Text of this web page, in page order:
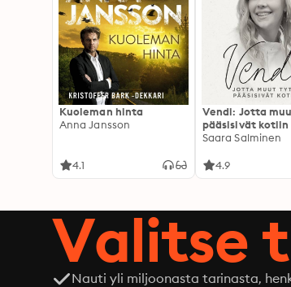
Kuoleman hinta
Anna Jansson
4.1
Vendi: Jotta
pääsisivät kotiin
Saara Salminen
4.9
Valitse
Nauti yli miljoonasta tarinasta,